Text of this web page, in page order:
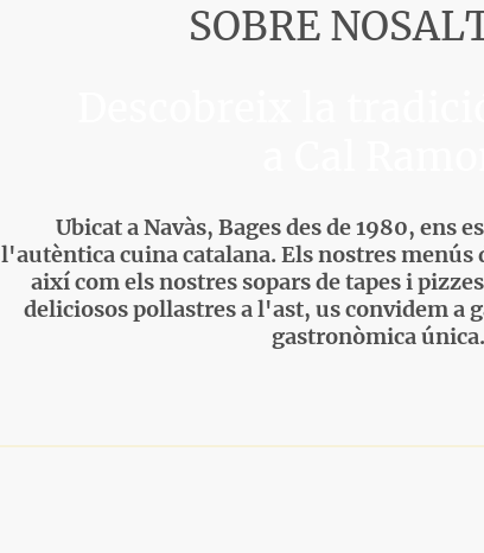
SOBRE
Ubicat a Navàs, Bages des de 1980, ens
l'autèntica cuina catalana. Els nostres menús
així com els nostres sopars de tapes i
deliciosos pollastres a l'ast, us convidem a
gastronòmica única.